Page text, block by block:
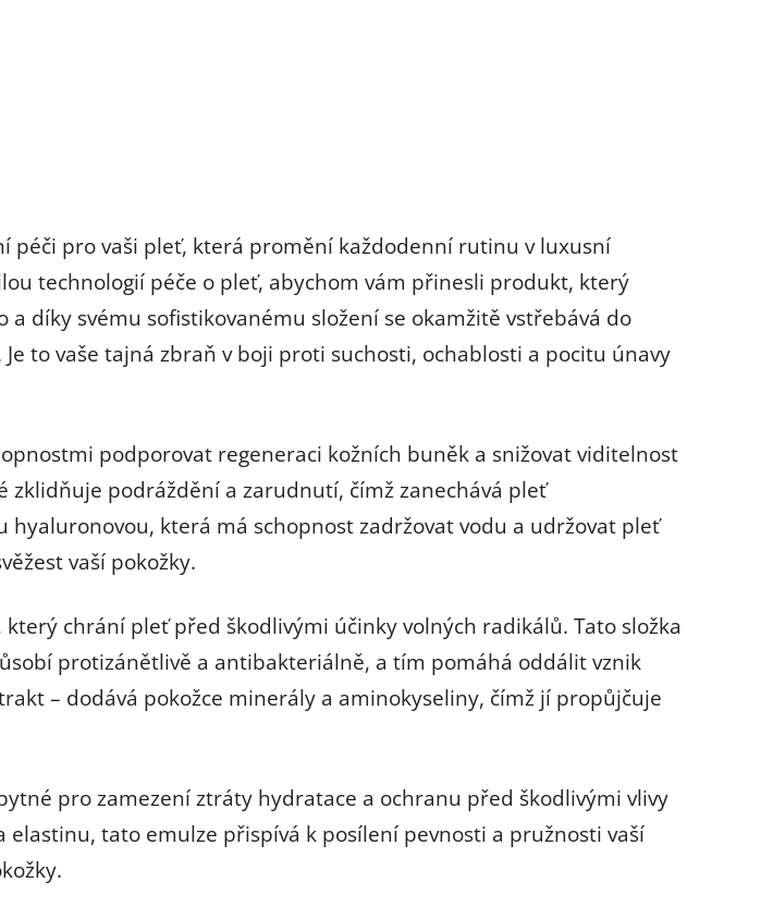
péči pro vaši pleť, která promění každodenní rutinu v luxusní
technologií péče o pleť, abychom vám přinesli produkt, který
díky svému sofistikovanému složení se okamžitě vstřebává do
to vaše tajná zbraň v boji proti suchosti, ochablosti a pocitu únavy
podporovat regeneraci kožních buněk a snižovat viditelnost
podráždění a zarudnutí, čímž zanechává pleť
která má schopnost zadržovat vodu a udržovat pleť
vaší pokožky.
chrání pleť před škodlivými účinky volných radikálů. Tato složka
protizánětlivě a antibakteriálně, a tím pomáhá oddálit vznik
– dodává pokožce minerály a aminokyseliny, čímž jí propůjčuje
pro zamezení ztráty hydratace a ochranu před škodlivými vlivy
tato emulze přispívá k posílení pevnosti a pružnosti vaší